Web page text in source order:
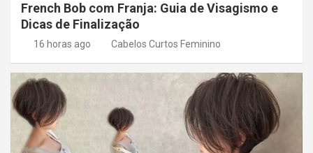
French Bob com Franja: Guia de Visagismo e
Dicas de Finalização
16 horas ago Cabelos Curtos Feminino